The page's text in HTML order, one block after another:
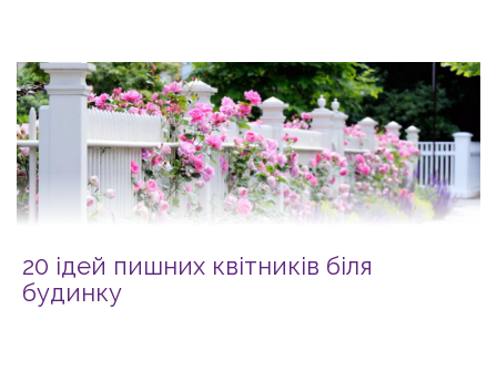
20 ідей пишних квітників біля
будинку